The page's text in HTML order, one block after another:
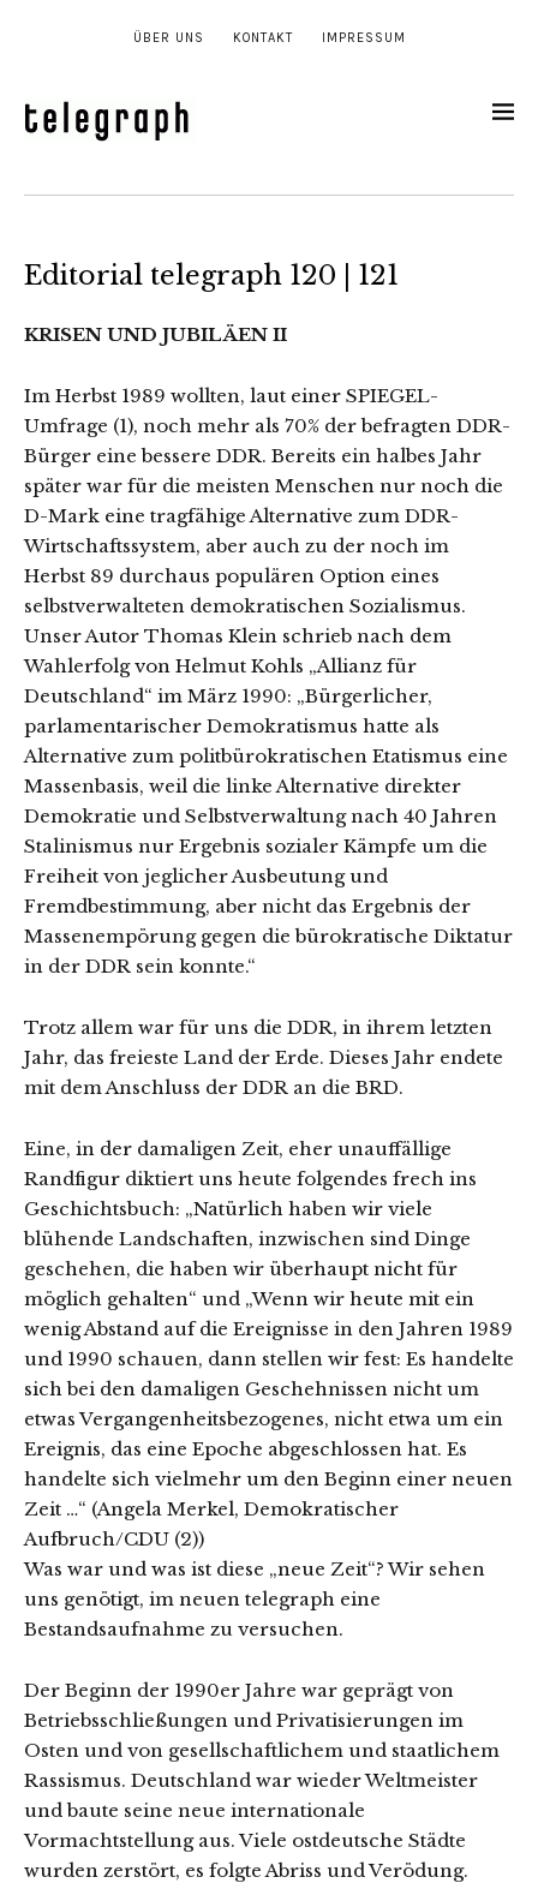
ÜBER UNS KONTAKT IMPRESSUM
Editorial telegraph 120 | 121
KRISEN UND JUBILÄEN II
Im Herbst 1989 wollten, laut einer SPIEGEL-
Umfrage (1), noch mehr als 70% der befragten DDR-
Bürger eine bessere DDR. Bereits ein halbes Jahr
später war für die meisten Menschen nur noch die
D-Mark eine tragfähige Alternative zum DDR-
Wirtschaftssystem, aber auch zu der noch im
Herbst 89 durchaus populären Option eines
selbstverwalteten demokratischen Sozialismus.
Unser Autor Thomas Klein schrieb nach dem
Wahlerfolg von Helmut Kohls „Allianz für
Deutschland“ im März 1990: „Bürgerlicher,
parlamentarischer Demokratismus hatte als
Alternative zum politbürokratischen Etatismus eine
Massenbasis, weil die linke Alternative direkter
Demokratie und Selbstverwaltung nach 40 Jahren
Stalinismus nur Ergebnis sozialer Kämpfe um die
Freiheit von jeglicher Ausbeutung und
Fremdbestimmung, aber nicht das Ergebnis der
Massenempörung gegen die bürokratische Diktatur
in der DDR sein konnte.“
Trotz allem war für uns die DDR, in ihrem letzten
Jahr, das freieste Land der Erde. Dieses Jahr endete
mit dem Anschluss der DDR an die BRD.
Eine, in der damaligen Zeit, eher unauffällige
Randfigur diktiert uns heute folgendes frech ins
Geschichtsbuch: „Natürlich haben wir viele
blühende Landschaften, inzwischen sind Dinge
geschehen, die haben wir überhaupt nicht für
möglich gehalten“ und „Wenn wir heute mit ein
wenig Abstand auf die Ereignisse in den Jahren 1989
und 1990 schauen, dann stellen wir fest: Es handelte
sich bei den damaligen Geschehnissen nicht um
etwas Vergangenheitsbezogenes, nicht etwa um ein
Ereignis, das eine Epoche abgeschlossen hat. Es
handelte sich vielmehr um den Beginn einer neuen
Zeit …“ (Angela Merkel, Demokratischer
Aufbruch/CDU (2))
Was war und was ist diese „neue Zeit“? Wir sehen
uns genötigt, im neuen telegraph eine
Bestandsaufnahme zu versuchen.
Der Beginn der 1990er Jahre war geprägt von
Betriebsschließungen und Privatisierungen im
Osten und von gesellschaftlichem und staatlichem
Rassismus. Deutschland war wieder Weltmeister
und baute seine neue internationale
Vormachtstellung aus. Viele ostdeutsche Städte
wurden zerstört, es folgte Abriss und Verödung.